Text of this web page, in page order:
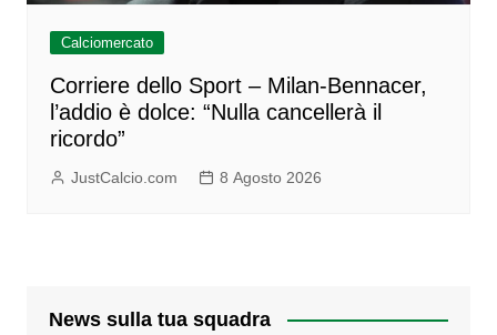
Calciomercato
Corriere dello Sport – Milan-Bennacer,
l’addio è dolce: “Nulla cancellerà il
ricordo”
JustCalcio.com 8 Agosto 2026
News sulla tua squadra